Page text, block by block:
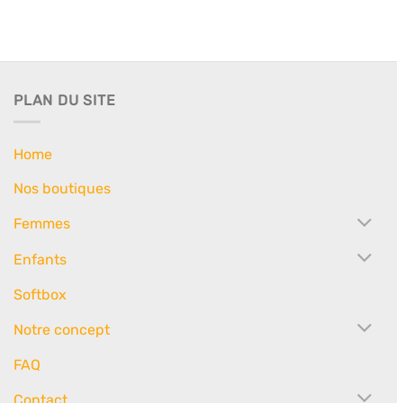
PLAN DU SITE
Home
Nos boutiques
Femmes
Enfants
Softbox
Notre concept
FAQ
Contact